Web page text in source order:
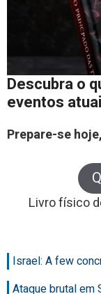
Descubra o
eventos
Prepare-se
Livro físico
Israel: A few
Ataque brutal em